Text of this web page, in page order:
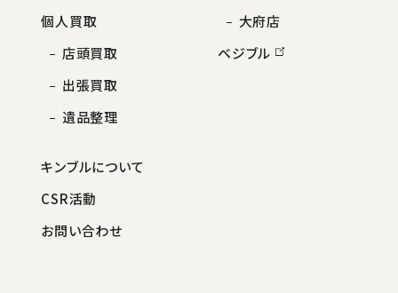
個人買取
店頭買取
出張買取
遺品整理
大府店
ベジブル
キンブルについて
CSR活動
お問い合わせ